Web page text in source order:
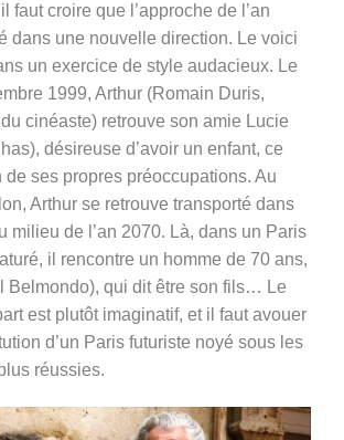
faut croire que l’approche de l’an
dans une nouvelle direction. Le voici
un exercice de style audacieux. Le
1999, Arthur (Romain Duris,
du cinéaste) retrouve son amie Lucie
désireuse d’avoir un enfant, ce
ses propres préoccupations. Au
Arthur se retrouve transporté dans
milieu de l’an 2070. Là, dans un Paris
il rencontre un homme de 70 ans,
Belmondo), qui dit être son fils… Le
est plutôt imaginatif, et il faut avouer
d’un Paris futuriste noyé sous les
réussies.